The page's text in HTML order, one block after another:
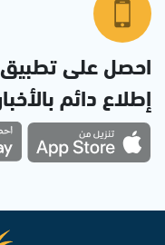
احصل على
إطلاع دائم